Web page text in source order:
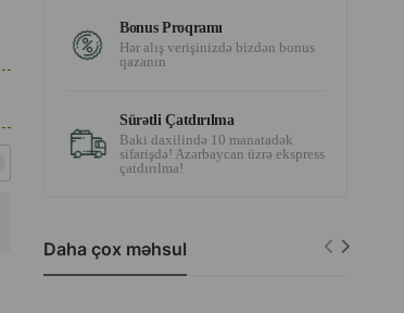
Bonus Proqramı
Hər alış verişinizdə bizdən bonus
qazanın
Sürətli Çatdırılma
Baki daxilində 10 manatadək
sifarişdə! Azərbaycan üzrə ekspress
çatdırılma!
Daha çox məhsul